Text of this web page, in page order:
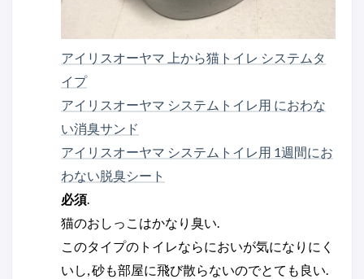
アイリスオーヤマ 上から猫トイレ システムタ
イプ
アイリスオーヤマ システムトイレ用 におわな
い消臭サンド
アイリスオーヤマ システムトイレ用 1週間にお
わない脱臭シート
必須.
猫のおしっこはかなり臭い.
このタイプのトイレならにおいが気になりにく
いし, 砂も部屋に飛び散らないのでとても良い.